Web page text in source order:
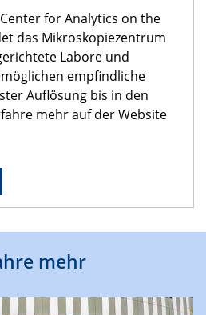
for Analytics on the
das Mikroskopiezentrum
Labore und
empfindliche
Auflösung bis in den
mehr auf der Website
mehr